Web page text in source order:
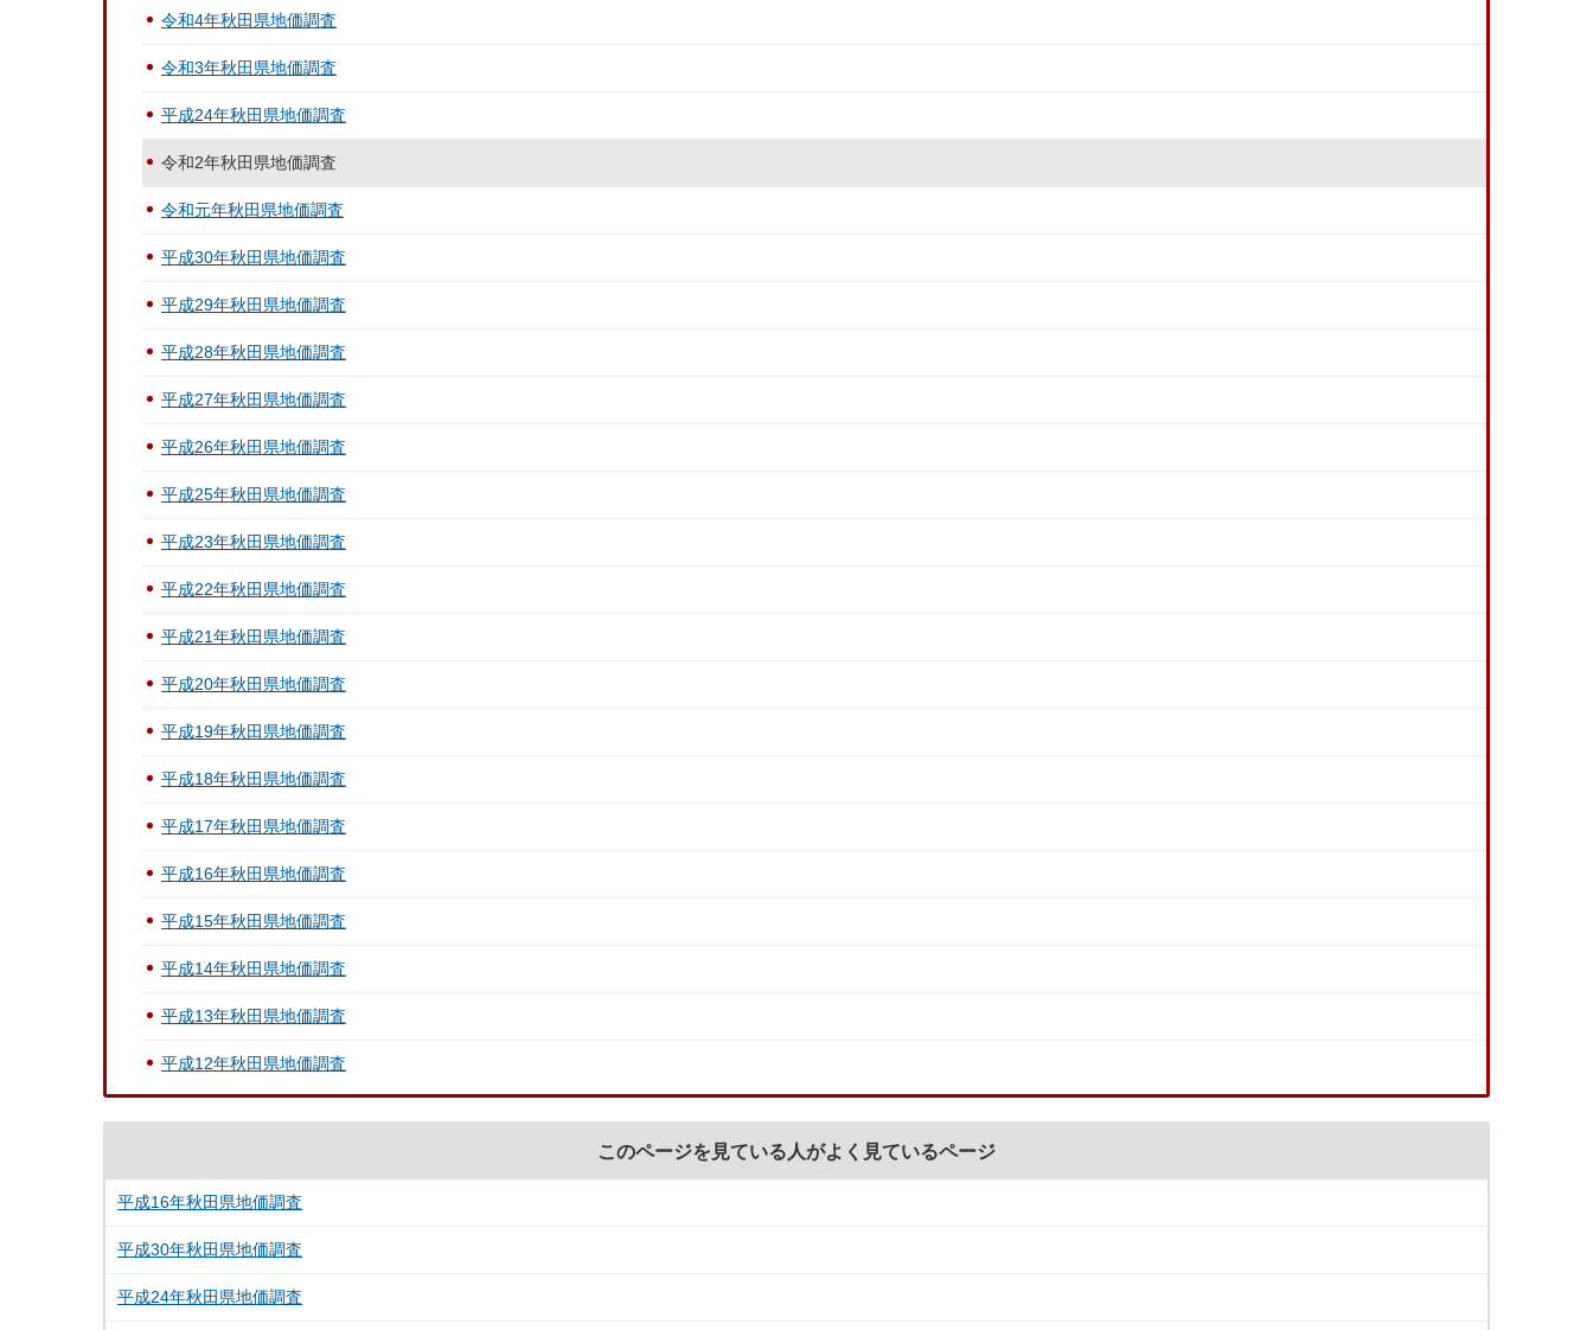
令和4年秋田県地価調査
令和3年秋田県地価調査
平成24年秋田県地価調査
令和2年秋田県地価調査
令和元年秋田県地価調査
平成30年秋田県地価調査
平成29年秋田県地価調査
平成28年秋田県地価調査
平成27年秋田県地価調査
平成26年秋田県地価調査
平成25年秋田県地価調査
平成23年秋田県地価調査
平成22年秋田県地価調査
平成21年秋田県地価調査
平成20年秋田県地価調査
平成19年秋田県地価調査
平成18年秋田県地価調査
平成17年秋田県地価調査
平成16年秋田県地価調査
平成15年秋田県地価調査
平成14年秋田県地価調査
平成13年秋田県地価調査
平成12年秋田県地価調査
このページを見ている人がよく見ているページ
平成16年秋田県地価調査
平成30年秋田県地価調査
平成24年秋田県地価調査